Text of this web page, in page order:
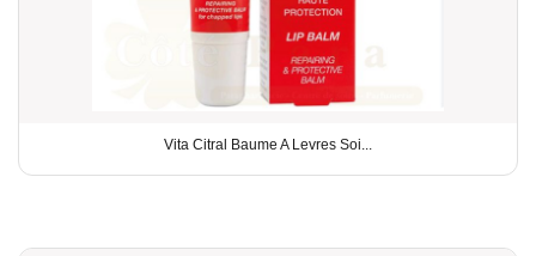
Vita Citral Baume A Levres Soi...